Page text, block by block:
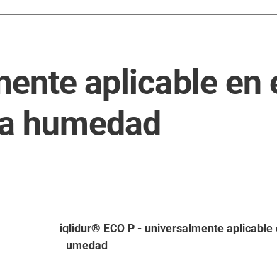
aplicable en
humedad
iglidur® ECO P - universalmente
humedad